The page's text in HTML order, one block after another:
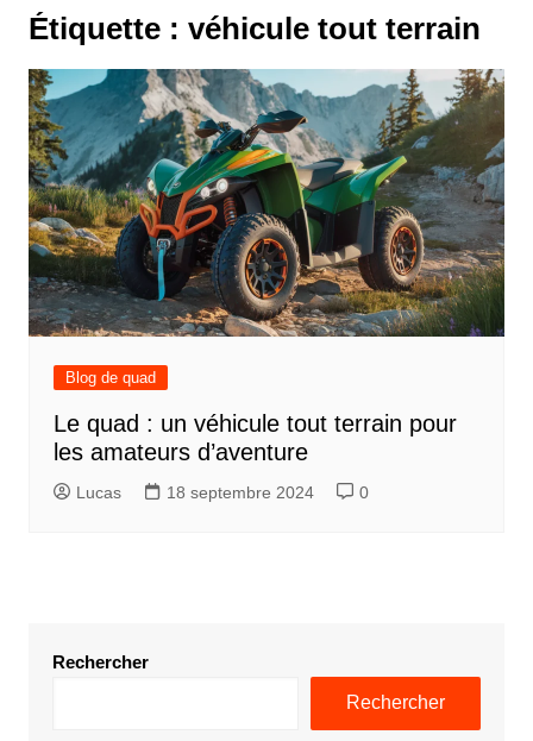
Étiquette : véhicule tout terrain
Blog de quad
Le quad : un véhicule tout terrain pour
les amateurs d’aventure
Lucas 18 septembre 2024 0
Rechercher
Rechercher